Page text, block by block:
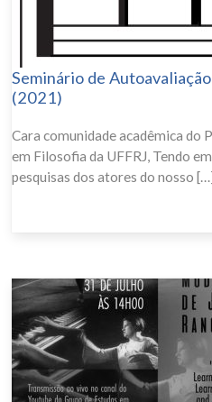
Seminário de
(2021)
Cara comunidade acadêmica do
em Filosofia da UFFRJ, Tendo
pesquisas dos atores do nosso